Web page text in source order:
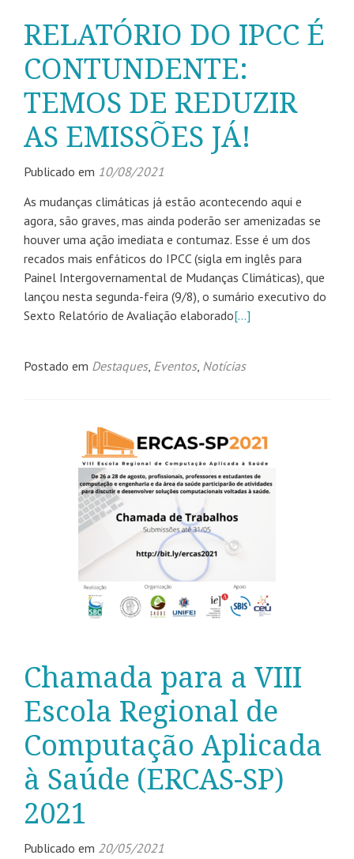
RELATÓRIO DO IPCC É
CONTUNDENTE:
TEMOS DE REDUZIR
AS EMISSÕES JÁ!
Publicado em 10/08/2021
As mudanças climáticas já estão acontecendo aqui e
agora, são graves, mas ainda poderão ser amenizadas se
houver uma ação imediata e contumaz. Esse é um dos
recados mais enfáticos do IPCC (sigla em inglês para
Painel Intergovernamental de Mudanças Climáticas), que
lançou nesta segunda-feira (9/8), o sumário executivo do
Sexto Relatório de Avaliação elaborado[…]
Postado em Destaques, Eventos, Notícias
Chamada para a VIII
Escola Regional de
Computação Aplicada
à Saúde (ERCAS-SP)
2021
Publicado em 20/05/2021